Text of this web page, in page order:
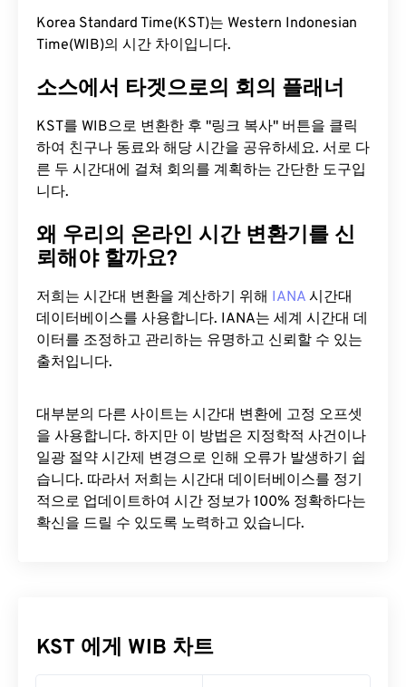
Korea Standard Time(KST)는 Western Indonesian
Time(WIB)의 시간 차이입니다.
소스에서 타겟으로의 회의 플래너
KST를 WIB으로 변환한 후 "링크 복사" 버튼을 클릭
하여 친구나 동료와 해당 시간을 공유하세요. 서로 다
른 두 시간대에 걸쳐 회의를 계획하는 간단한 도구입
니다.
왜 우리의 온라인 시간 변환기를 신
뢰해야 할까요?
저희는 시간대 변환을 계산하기 위해 IANA 시간대
데이터베이스를 사용합니다. IANA는 세계 시간대 데
이터를 조정하고 관리하는 유명하고 신뢰할 수 있는
출처입니다.
대부분의 다른 사이트는 시간대 변환에 ​​고정 오프셋
을 사용합니다. 하지만 이 방법은 지정학적 사건이나
일광 절약 시간제 변경으로 인해 오류가 발생하기 쉽
습니다. 따라서 저희는 시간대 데이터베이스를 정기
적으로 업데이트하여 시간 정보가 100% 정확하다는
확신을 드릴 수 있도록 노력하고 있습니다.
KST 에게 WIB 차트